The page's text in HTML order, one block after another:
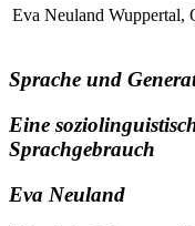
Eva Neuland Wuppertal,
Sprache und
Eine
Sprachgebrauch
Eva Neuland